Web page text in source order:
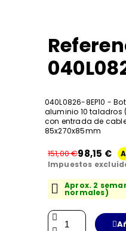
040L0826-8EP10 -
aluminio 10 taladros
con entrada de
85x270x85mm
151,00 €98,15 €
Impuestos
Aprox. 2
normales)